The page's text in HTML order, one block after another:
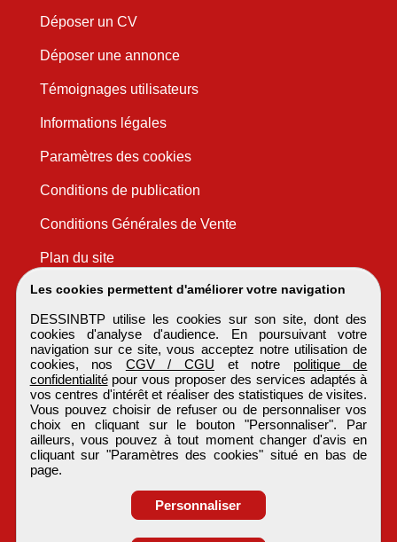
Les cookies permettent d'améliorer votre navigation
DESSINBTP utilise les cookies sur son site, dont des
cookies d'analyse d'audience. En poursuivant votre
navigation sur ce site, vous acceptez notre utilisation de
cookies, nos CGV / CGU et notre politique de
confidentialitépour vous proposer des services adaptés à
vos centres d'intérêt et réaliser des statistiques de visites.
Vous pouvez choisir de refuser ou de personnaliser vos
choix en cliquant sur le bouton "Personnaliser". Par
ailleurs, vous pouvez à tout moment changer d'avis en
cliquant sur "Paramètres des cookies" situé en bas de
page.
Personnaliser
Déposer un CV
Déposer une annonce
Témoignages utilisateurs
Informations légales
Paramètres des cookies
Conditions de publication
Conditions Générales de Vente
Plan du site